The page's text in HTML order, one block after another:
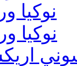
نوکیا ورژن
نوکیا ورژن